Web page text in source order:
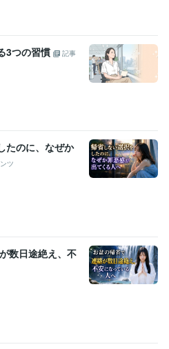
ドバイザー
格
取得年 : 2010年
主任者） 取得年 : 2021年
年2月
3つの習慣
記事
たのに、なぜか
ツ
数日途絶え、不